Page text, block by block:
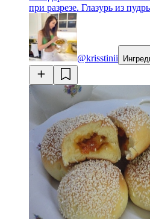
при разрезе. Глазурь из
@krisstinii